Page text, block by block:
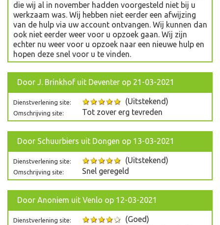
die wij al in november hadden voorgesteld niet bij u
werkzaam was. Wij hebben niet eerder een afwijzing
van de hulp via uw account ontvangen. Wij kunnen dan
ook niet eerder weer voor u opzoek gaan. Wij zijn
echter nu weer voor u opzoek naar een nieuwe hulp en
hopen deze snel voor u te vinden.
Door J. Brinkhof uit Deventer op 21-03-2021
Dienstverlening site: (Uitstekend)
Omschrijving site: Tot zover erg tevreden
Door Schuurbiers uit Dongen op 13-03-2021
Dienstverlening site: (Uitstekend)
Omschrijving site: Snel geregeld
Door Anoniem uit Venlo op 12-03-2021
Dienstverlening site: (Goed)